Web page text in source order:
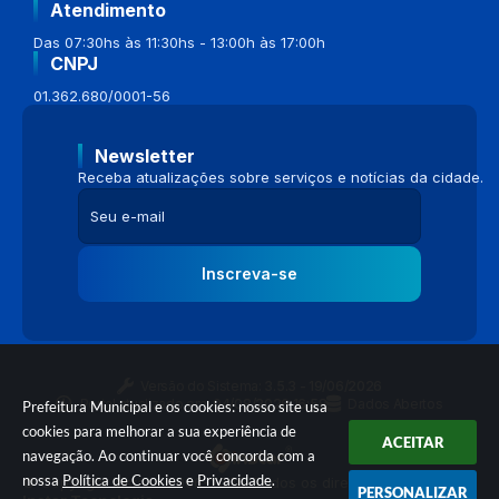
Prefeitura Municipal e os cookies: nosso site usa
cookies para melhorar a sua experiência de
navegação. Ao continuar você concorda com a
nossa Política de Cookies e Privacidade.
ACEITAR
PERSONALIZAR
Atendimento
Das 07:30hs às 11:30hs - 13:00h às 17:00h
CNPJ
01.362.680/0001-56
Newsletter
Receba atualizações sobre serviços e notícias da cidade.
Inscreva-se
Portal atualizado em:04/08/2026 16:58
© Copyright Instar - 2006-2026. Todos os direitos reservados -